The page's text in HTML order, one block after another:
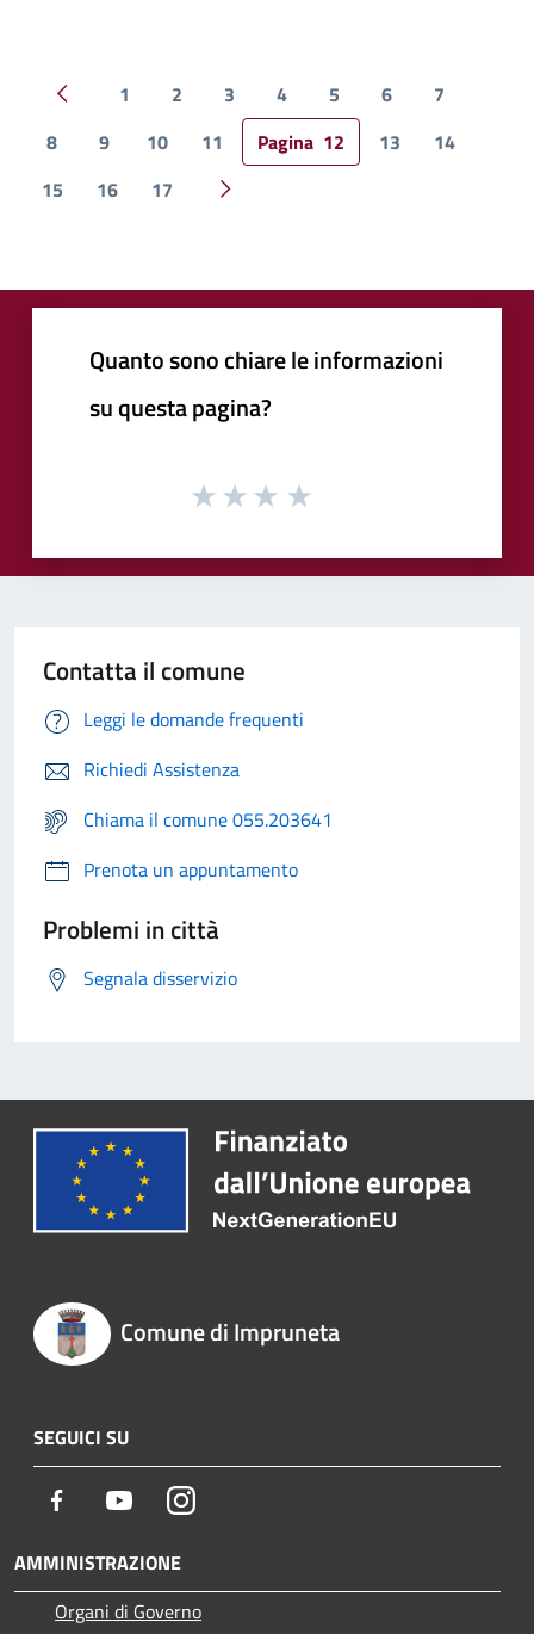
Pagina precedente
1 2 3 4 5 6
7
8
9 10 11 Pagina 12 13
14
15
16 17 Pagina successiva
Quanto sono chiare le informazioni
su questa pagina?
Contatta il comune
Leggi le domande frequenti
Richiedi Assistenza
Chiama il comune 055.203641
Prenota un appuntamento
Problemi in città
Segnala disservizio
Comune di Impruneta
SEGUICI SU
Facebook YoutubeInstagram
AMMINISTRAZIONE
Organi di Governo